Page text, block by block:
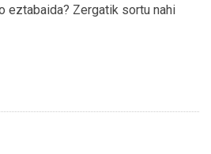
eztabaida? Zergatik sortu nahi